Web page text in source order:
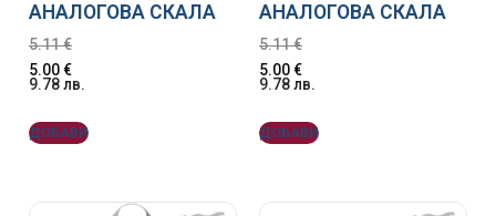
АНАЛОГОВА СКАЛА
5.11€
5.00€
9.78лв.
ДОБАВИ
АНАЛОГОВА СКАЛА
5.11€
5.00€
9.78лв.
ДОБАВИ